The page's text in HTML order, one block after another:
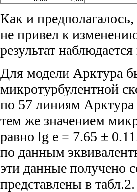
Как и
не привел к
результат
Для модели Арктура
микротурбулентной
по 57 линиям Арктура
тем же значением
равно lg e = 7.65 ±
по данным
эти данные получено
представлены в табл.2.